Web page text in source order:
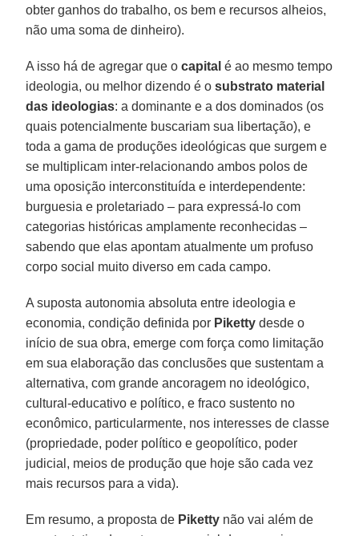
obter ganhos do trabalho, os bem e recursos alheios,
não uma soma de dinheiro).
A isso há de agregar que ocapital é ao mesmo tempo
ideologia, ou melhor dizendo é osubstrato material
das ideologias: a dominante e a dos dominados (os
quais potencialmente buscariam sua libertação), e
toda a gama de produções ideológicas que surgem e
se multiplicam inter-relacionando ambos polos de
uma oposição interconstituída e interdependente:
burguesia e proletariado – para expressá-lo com
categorias históricas amplamente reconhecidas –
sabendo que elas apontam atualmente um profuso
corpo social muito diverso em cada campo.
A suposta autonomia absoluta entre ideologia e
economia, condição definida por Piketty desde o
início de sua obra, emerge com força como limitação
em sua elaboração das conclusões que sustentam a
alternativa, com grande ancoragem no ideológico,
cultural-educativo e político, e fraco sustento no
econômico, particularmente, nos interesses de classe
(propriedade, poder político e geopolítico, poder
judicial, meios de produção que hoje são cada vez
mais recursos para a vida).
Em resumo, a proposta de Piketty não vai além de